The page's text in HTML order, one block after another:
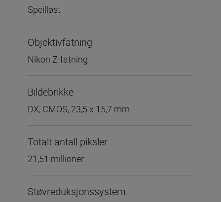
Speilløst
Objektivfatning
Nikon Z-fatning
Bildebrikke
DX, CMOS, 23,5 x 15,7 mm
Totalt antall piksler
21,51 millioner
Støvreduksjonssystem